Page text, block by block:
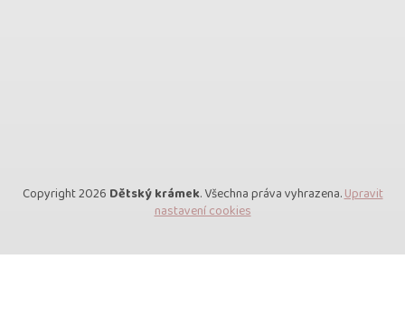
Copyright 2026 Dětský krámek. Všechna práva vyhrazena.Upravit
nastavení cookies